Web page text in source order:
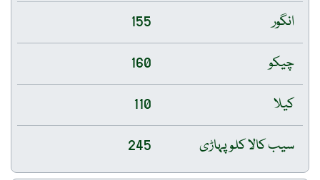
انگور
155
چیکو
160
کیلا
110
سیب کالا کلو پہاڑی
245